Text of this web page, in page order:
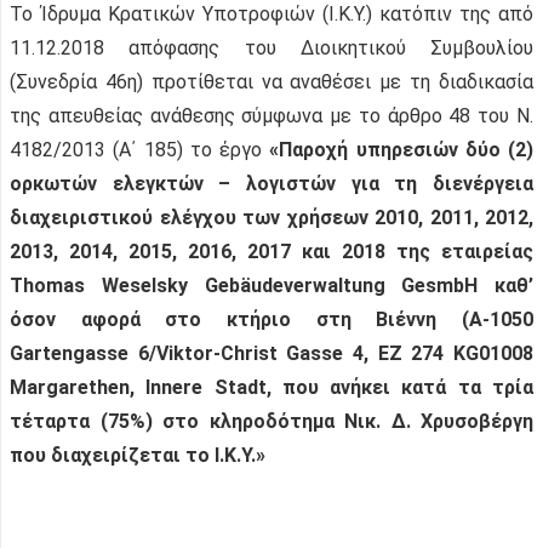
Το Ίδρυμα Κρατικών Υποτροφιών (Ι.Κ.Υ.) κατόπιν της από
11.12.2018 απόφασης του Διοικητικού Συμβουλίου
(Συνεδρία 46η) προτίθεται να αναθέσει με τη διαδικασία
της απευθείας ανάθεσης σύμφωνα με το άρθρο 48 του Ν.
4182/2013 (Α΄ 185) το έργο«Παροχή υπηρεσιών δύο (2)
ορκωτών ελεγκτών – λογιστών για τη διενέργεια
διαχειριστικού ελέγχου των χρήσεων 2010, 2011, 2012,
2013, 2014, 2015, 2016, 2017 και 2018 της εταιρείας
Thomas Weselsky Gebäudeverwaltung GesmbH καθ’
όσον αφορά στο κτήριο στη Βιέννη (Α-1050
Gartengasse 6/Viktor-Christ Gasse 4, EZ 274 KG01008
Margarethen, Innere Stadt, που ανήκει κατά τα τρία
τέταρτα (75%) στο κληροδότημα Νικ. Δ. Χρυσοβέργη
που διαχειρίζεται το Ι.Κ.Υ.»